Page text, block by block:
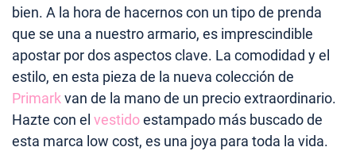
bien. A la hora de hacernos con un tipo de prenda
que se una a nuestro armario, es imprescindible
apostar por dos aspectos clave. La comodidad y el
estilo, en esta pieza de la nueva colección de
Primarkvan de la mano de un precio extraordinario.
Hazte con el vestidoestampado más buscado de
esta marca low cost, es una joya para toda la vida.